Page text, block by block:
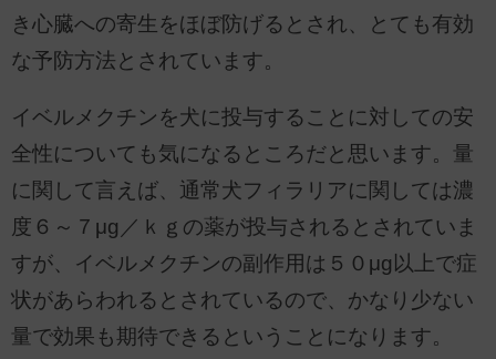
き心臓への寄生をほぼ防げるとされ、とても有効
な予防方法とされています。
イベルメクチンを犬に投与することに対しての安
全性についても気になるところだと思います。量
に関して言えば、通常犬フィラリアに関しては濃
度６～７μg／ｋｇの薬が投与されるとされていま
すが、イベルメクチンの副作用は５０μg以上で症
状があらわれるとされているので、かなり少ない
量で効果も期待できるということになります。